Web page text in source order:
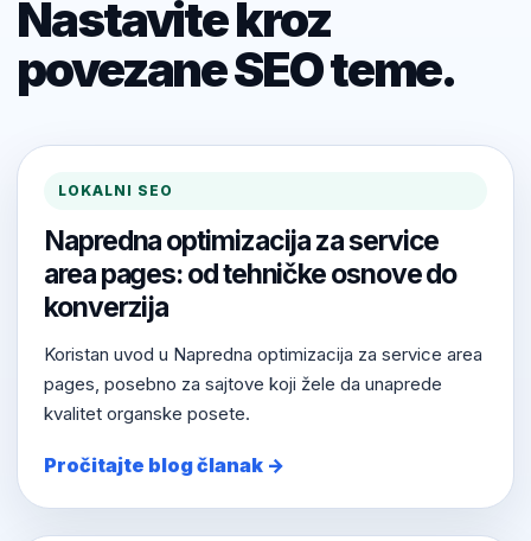
Nastavite kroz
povezane SEO teme.
LOKALNI SEO
Napredna optimizacija za service
area pages: od tehničke osnove do
konverzija
Koristan uvod u Napredna optimizacija za service area
pages, posebno za sajtove koji žele da unaprede
kvalitet organske posete.
Pročitajte blog članak →